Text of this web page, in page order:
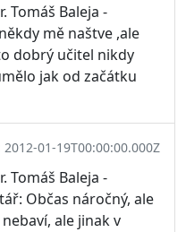
Tomáš Baleja -
mě naštve ,ale
dobrý učitel nikdy
jak od začátku
01-19T00:00:00.000Z
Tomáš Baleja -
Občas náročný, ale
ale jinak v